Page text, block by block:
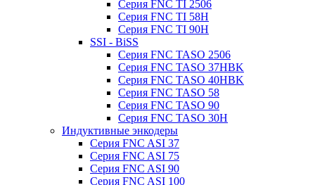
Серия FNC TI 2506
Серия FNC TI 58H
Серия FNC TI 90H
SSI - BiSS
Серия FNC TASO 2506
Серия FNC TASO 37HBK
Серия FNC TASO 40HBK
Серия FNC TASO 58
Серия FNC TASO 90
Серия FNC TASO 30H
Индуктивные энкодеры
Серия FNC ASI 37
Серия FNC ASI 75
Серия FNC ASI 90
Серия FNC ASI 100